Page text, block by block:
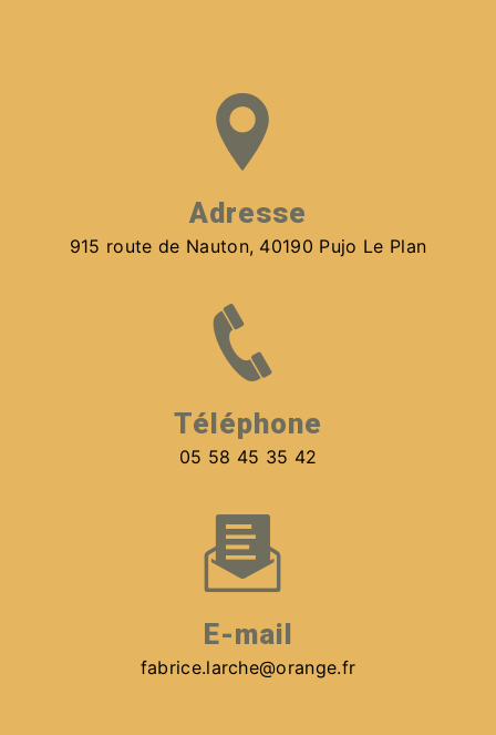
Adresse
915 route de Nauton, 40190 Pujo Le Plan
Téléphone
05 58 45 35 42
E-mail
fabrice.larche@orange.fr